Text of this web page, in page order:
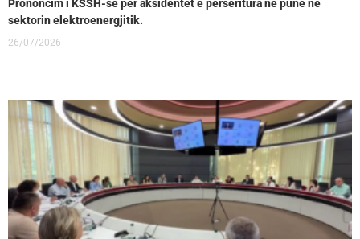
Prononcim i KSSH-së për aksidentet e përsëritura në punë në
sektorin elektroenergjitik.
26/07/2026